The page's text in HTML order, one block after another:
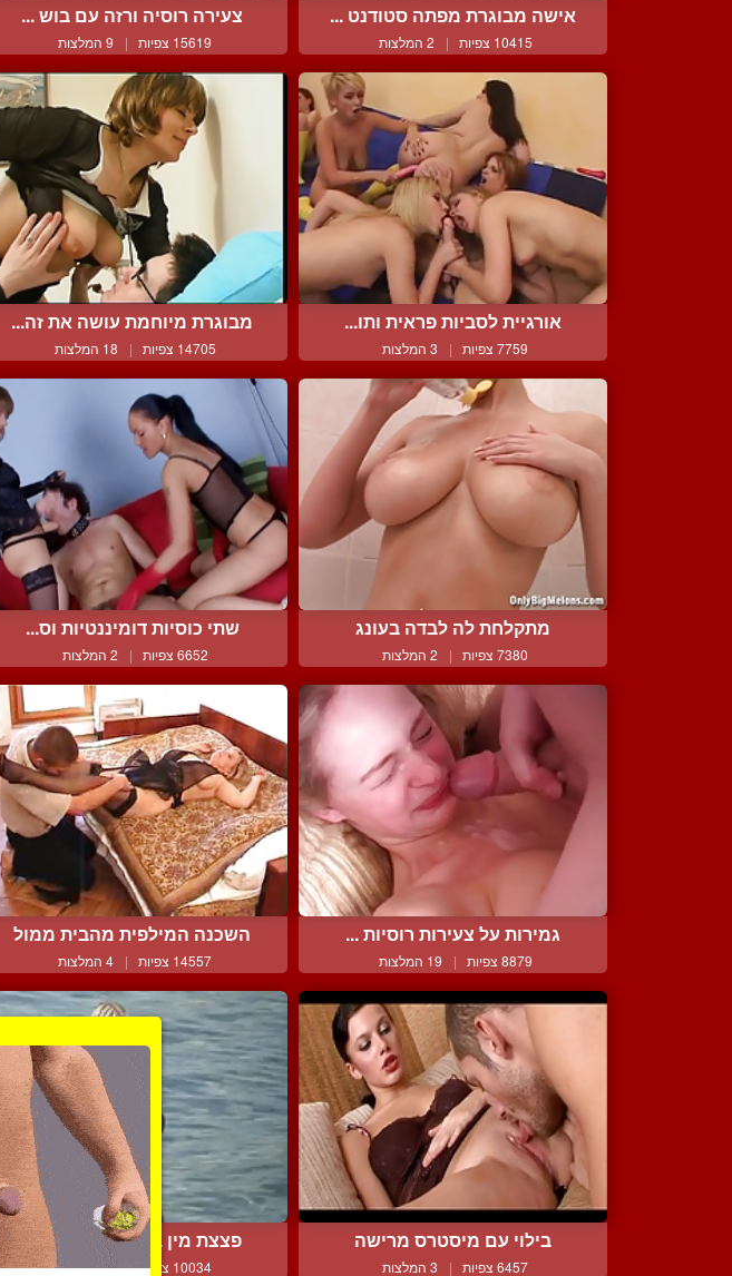
אישה מבוגרת מפתה סטודנט ...
10415 צפיות | 2 המלצות
צעירה רוסיה ורזה עם בוש ...
15619 צפיות | 9 המלצות
אורגיית לסביות פראית ותו...
7759 צפיות | 3 המלצות
מבוגרת מיוחמת עושה את זה...
14705 צפיות | 18 המלצות
מתקלחת לה לבדה בעונג
7380 צפיות | 2 המלצות
שתי כוסיות דומיננטיות וס...
6652 צפיות | 2 המלצות
גמירות על צעירות רוסיות ...
8879 צפיות | 19 המלצות
השכנה המילפית מהבית ממול
14557 צפיות | 4 המלצות
בילוי עם מיסטרס מרישה
6457 צפיות | 3 המלצות
פצצת מין בלונדינית בחוף ...
10034 צפיות | 2 המלצות